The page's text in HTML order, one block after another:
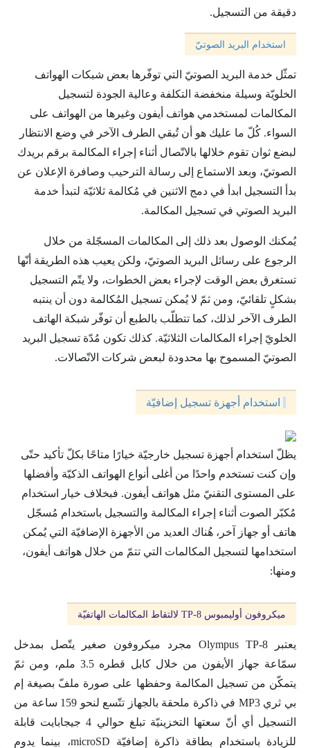
دقيقة من التسجيل.
استخدام البريد الصوتيّ
تمثّل خدمة البريد الصوتيّ التي توفّرها بعض شبكات الهواتف
الخلويّة وسيلة منخفضة التكلفة وعالية الجودة لتسجيل
المكالمات لمستخدمي هواتف أيفون وغيرها من الهواتف على
السواء. كُلّ ما عليك هو أن تُبقي الطرف الآخر في وضع الانتظار
لبضع ثوان تقوم خلالها بالاتّصال أثناء إجراء المكالمة برقم بريدك
الصوتيّ، وبعد الاستماع إلى رسالة الترحيب وصافرة الإعلان عن
بدأ التسجيل ابدأ في دمج الاثنين في مُكالمة ثلاثيّة لتبدأ خدمة
البريد الصوتي في تسجيل المكالمة.
يُمكنك الوصول بعد ذلك إلى المكالمات المسجّلة من خلال
الرجوع على رسائل البريد الصوتيّ، ولكن يعيب هذه الطريقة أنّها
تستغرق بعض الوقت لإجراء بعض الخطوات، ولا يتّم التسجيل
بشكلٍ تلقائيّ، ومن ثمّ لا يُمكن تسجيل المُكالمة دون أن ينتبه
الطرف الآخر لذلك، كما تتطلّب بالطبع أن توفّر شبكة الهاتف
الخلويّ إجراء المكالمات الثلاثيّة. كذلك تكون مُدّة تسجيل البريد
الصوتيّ المسموح بها محدودة لبعض شركات الاتّصالات.
استخدام أجهزة تسجيل إضافيّة
يظلّ استخدام أجهزة تسجيل خارجيّة خيارًا متاحًا بكلّ تأكيد حتّى
وإن كنت تستخدم واحدًا من أغلى أنواع الهواتف الذكيّة وأفضلها
على المستوى التقنيّ مثل هواتف أيفون. فبخلاف خيار استخدام
مُكبّر الصوت أثناء إجراء المكالمة والتسجيل باستخدام مُسجّل
هاتف أو جهاز آخر، هُناك العديد من الأجهزة الإضافيّة التي يُمكن
استخدامها لتسجيل المكالمات التي تتمّ من خلال هواتف أيفون،
ومنها:
ميكروفون أوليمبوس TP-8 لالتقاط المكالمات الهاتفيّة
يعتبر Olympus TP-8 مجرد ميكروفون صغير يتّصل بمدخل
سمّاعة جهاز الأيفون من خلال كابل قطره 3.5 ملم، ومن ثمّ
يتمكّن من تسجيل المكالمة وحفظها على صورة ملفّ بصيغة إم
بي ثري MP3 في ذاكرة ملحقة بالجهاز تتّسع لنحو 159 ساعة من
التسجيل أي أنّ سعتها التخزينيّة تبلغ حوالي 4 جيجابايت قابلة
للزيادة باستخدام بطاقة ذاكرة إضافيّة microSD، بينما يدوم